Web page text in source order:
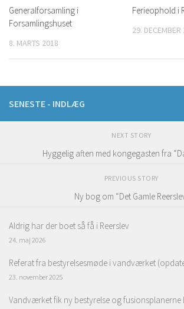
Generalforsamling i
Forsamlingshuset
8. MARTS 2018
Ferieophold i
29. DECEMBER
SENESTE - INDLÆG
NEXT STORY
Hyggelig aften med kongegasten fra
PREVIOUS STORY
Ny bog om “Det Gamle
Aldrig har der boet så få i Reerslev
24. maj 2026
Referat fra bestyrelsesmøde i vandværket
23. november 2025
Vandværket fik ny bestyrelse og fusionsplanerne